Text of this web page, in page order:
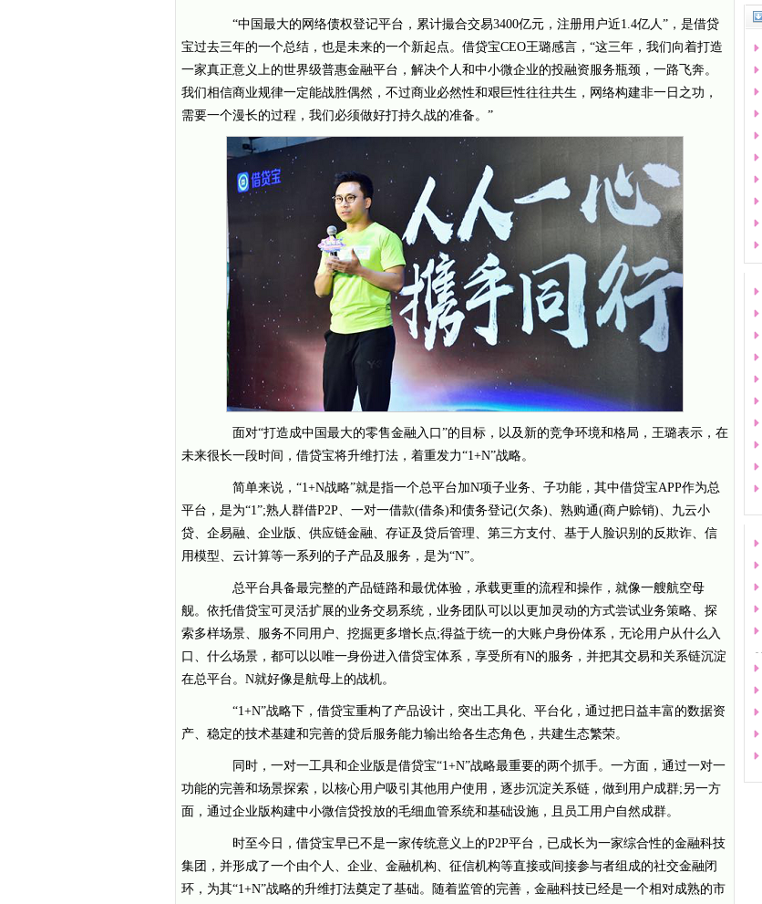
“中国最大的网络债权登记平台，累计撮合交易3400亿元，注册用户近1.4亿人”，是借贷
宝过去三年的一个总结，也是未来的一个新起点。借贷宝CEO王璐感言，“这三年，我们向着打造
一家真正意义上的世界级普惠金融平台，解决个人和中小微企业的投融资服务瓶颈，一路飞奔。
我们相信商业规律一定能战胜偶然，不过商业必然性和艰巨性往往共生，网络构建非一日之功，
需要一个漫长的过程，我们必须做好打持久战的准备。”
面对“打造成中国最大的零售金融入口”的目标，以及新的竞争环境和格局，王璐表示，在
未来很长一段时间，借贷宝将升维打法，着重发力“1+N”战略。
简单来说，“1+N战略”就是指一个总平台加N项子业务、子功能，其中借贷宝APP作为总
平台，是为“1”;熟人群借P2P、一对一借款(借条)和债务登记(欠条)、熟购通(商户赊销)、九云小
贷、企易融、企业版、供应链金融、存证及贷后管理、第三方支付、基于人脸识别的反欺诈、信
用模型、云计算等一系列的子产品及服务，是为“N”。
总平台具备最完整的产品链路和最优体验，承载更重的流程和操作，就像一艘航空母
舰。依托借贷宝可灵活扩展的业务交易系统，业务团队可以以更加灵动的方式尝试业务策略、探
索多样场景、服务不同用户、挖掘更多增长点;得益于统一的大账户身份体系，无论用户从什么入
口、什么场景，都可以以唯一身份进入借贷宝体系，享受所有N的服务，并把其交易和关系链沉淀
在总平台。N就好像是航母上的战机。
“1+N”战略下，借贷宝重构了产品设计，突出工具化、平台化，通过把日益丰富的数据资
产、稳定的技术基建和完善的贷后服务能力输出给各生态角色，共建生态繁荣。
同时，一对一工具和企业版是借贷宝“1+N”战略最重要的两个抓手。一方面，通过一对一
功能的完善和场景探索，以核心用户吸引其他用户使用，逐步沉淀关系链，做到用户成群;另一方
面，通过企业版构建中小微信贷投放的毛细血管系统和基础设施，且员工用户自然成群。
时至今日，借贷宝早已不是一家传统意义上的P2P平台，已成长为一家综合性的金融科技
集团，并形成了一个由个人、企业、金融机构、征信机构等直接或间接参与者组成的社交金融闭
环，为其“1+N”战略的升维打法奠定了基础。随着监管的完善，金融科技已经是一个相对成熟的市